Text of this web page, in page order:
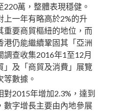
萬，整體表現穩健。
上一年有略高於2%的升
重要商貿樞紐的地位，而
港仍能繼續鞏固其「亞洲
查收集2016年1至12月
」及「商貿及消費」展覽
等數據。
2015年增加2.3%，達到
數字增長主要由內地參展